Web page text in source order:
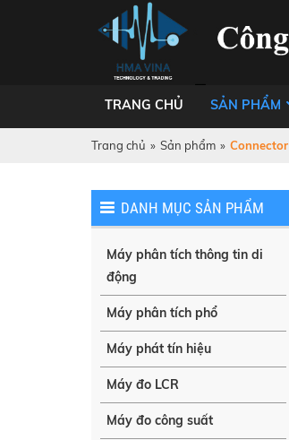
TRANG CHỦ SẢN PHẨM
Trang chủ » Sản phẩm » Connector
DANH MỤC SẢN PHẨM
Máy phân tích thông tin di
động
Máy phân tích phổ
Máy phát tín hiệu
Máy đo LCR
Máy đo công suất